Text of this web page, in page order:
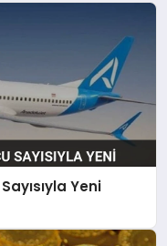
Yeni